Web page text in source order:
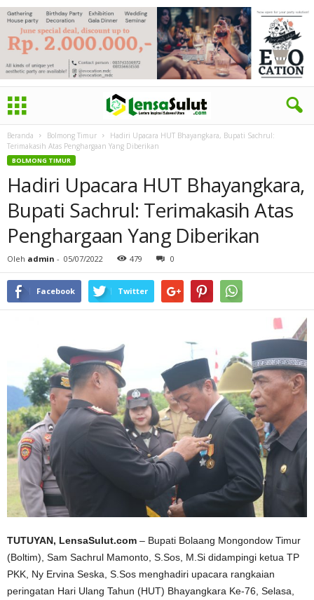
Beranda Bolmong Timur
Hadiri Upacara HUT Bhayangkara, Bupati Sachrul:
Terimakasih Atas Penghargaan Yang Diberikan
BOLMONG TIMUR
Hadiri Upacara HUT Bhayangkara,
Bupati Sachrul: Terimakasih Atas
Penghargaan Yang Diberikan
Oleh admin - 05/07/2022 479 0
Facebook Twitter
TUTUYAN, LensaSulut.com – Bupati Bolaang Mongondow Timur
(Boltim), Sam Sachrul Mamonto, S.Sos, M.Si didampingi ketua TP
PKK, Ny Ervina Seska, S.Sos menghadiri upacara rangkaian
peringatan Hari Ulang Tahun (HUT) Bhayangkara Ke-76, Selasa,